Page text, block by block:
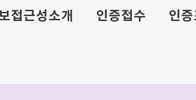
접근성소개 인증접수 인